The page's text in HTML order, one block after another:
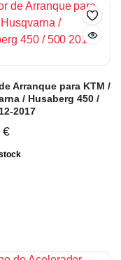
Arranque para KTM /
/ Husaberg 450 /
2017
€